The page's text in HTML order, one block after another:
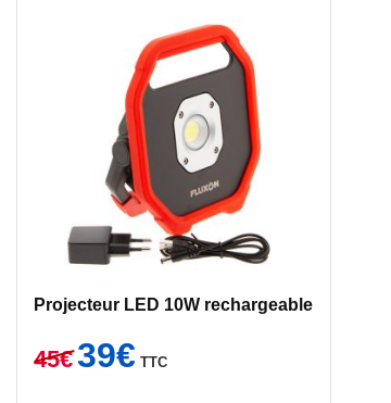
Projecteur LED 10W rechargeable
45€
Le
prix
39€prix
TTC